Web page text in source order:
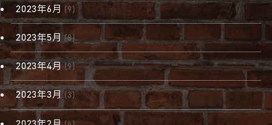
2023年6月 (9)
2023年5月 (8)
2023年4月(9)
2023年3月(3)